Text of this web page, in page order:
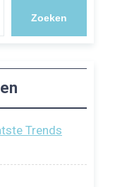
Zoeken
Trends